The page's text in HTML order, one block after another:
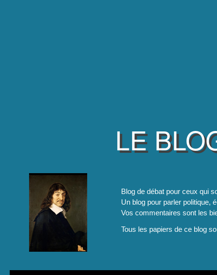
LE
Blog de débat pour ceux qui
Un blog pour parler politique,
Vos commentaires sont les
Tous les papiers de ce blog